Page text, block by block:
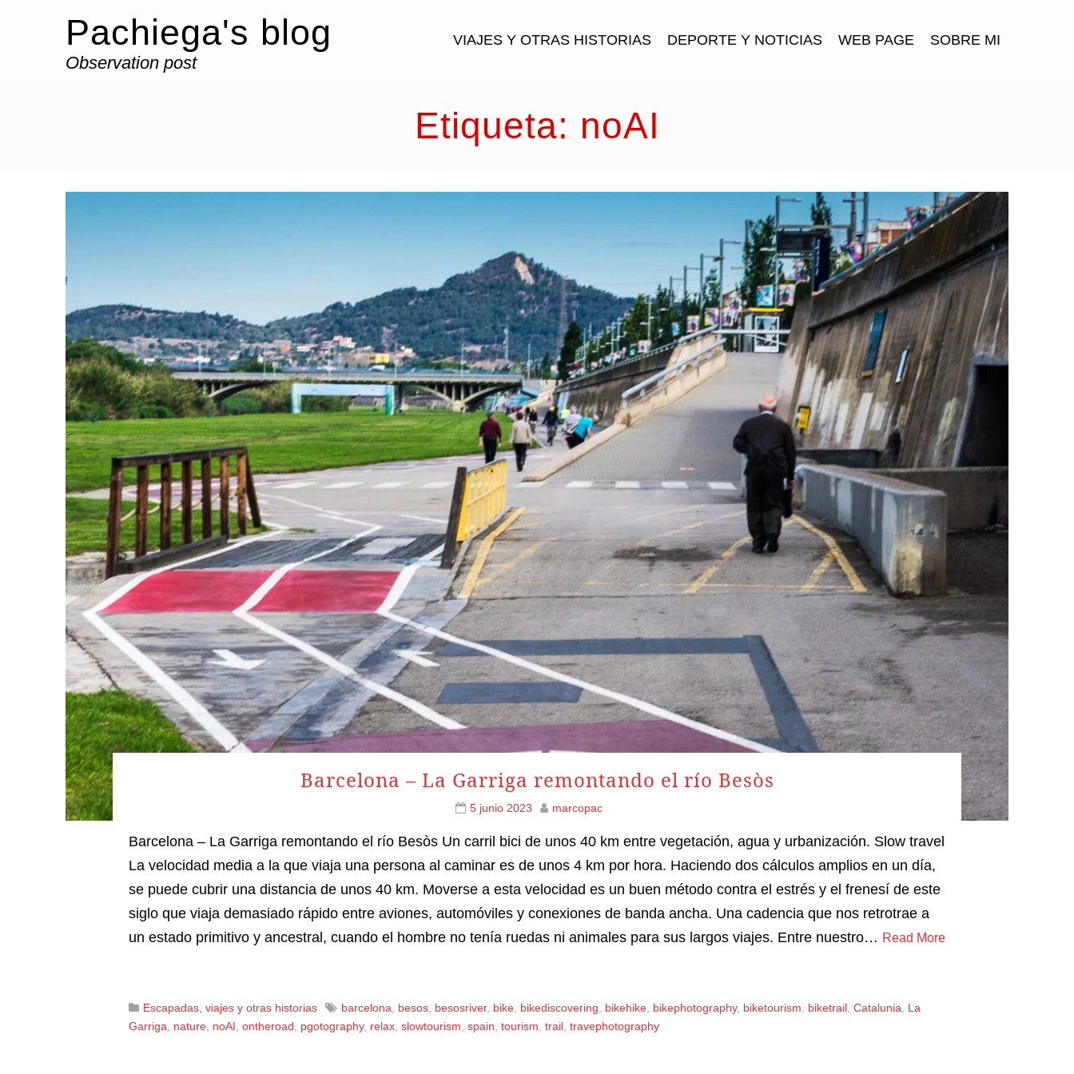
Pachiega's blog
Observation post
VIAJES Y OTRAS HISTORIAS DEPORTE Y NOTICIAS WEB PAGE SOBRE MI
Etiqueta: noAI
Barcelona – La Garriga remontando el río Besòs
5 junio 2023 marcopac
Barcelona – La Garriga remontando el río Besòs Un carril bici de unos 40 km entre vegetación, agua y urbanización. Slow travel
La velocidad media a la que viaja una persona al caminar es de unos 4 km por hora. Haciendo dos cálculos amplios en un día,
se puede cubrir una distancia de unos 40 km. Moverse a esta velocidad es un buen método contra el estrés y el frenesí de este
siglo que viaja demasiado rápido entre aviones, automóviles y conexiones de banda ancha. Una cadencia que nos retrotrae a
un estado primitivo y ancestral, cuando el hombre no tenía ruedas ni animales para sus largos viajes. Entre nuestro… Read More
Escapadas, viajes y otras historias barcelona besos besosriver, bike bikediscovering bikehike bikephotography, biketourism biketrail Catalunia
La
Garriga
nature noAI ontheroad pgotography, relax slowtourism spain tourism trail travephotography